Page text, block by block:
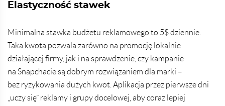
Elastyczność stawek
Minimalna stawka budżetu reklamowego to 5$ dziennie.
Taka kwota pozwala zarówno na promocję lokalnie
działającej firmy, jak i na sprawdzenie, czy kampanie
na Snapchacie są dobrym rozwiązaniem dla marki –
bez ryzykowania dużych kwot. Aplikacja przez pierwsze dni
„uczy się” reklamy i grupy docelowej, aby coraz lepiej